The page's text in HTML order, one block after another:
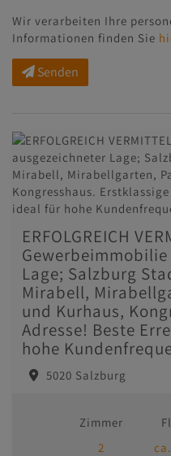
Wir verarbeiten Ihre
Informationen finden Sie
Senden
ERFOLGREICH
Lage; Salzburg
Mirabell,
und Kurhaus,
Adresse! Beste
hohe
5020 Salzburg
Zimmer
2